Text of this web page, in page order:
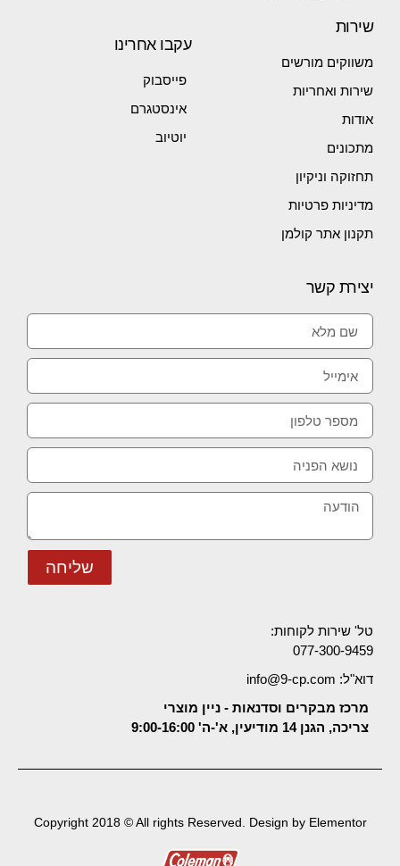
שירות
משווקים מורשים
שירות ואחריות
אודות
מתכונים
תחזוקה וניקיון
מדיניות פרטיות
תקנון אתר קולמן
עקבו אחרינו
פייסבוק
אינסטגרם
יוטיוב
יצירת קשר
שליחה
טל' שירות לקוחות:
077-300-9459
דוא"ל: info@9-cp.com
מרכז מבקרים וסדנאות - ניין מוצרי
צריכה, הגנן 14 מודיעין, א'-ה' 9:00-16:00
Copyright 2018 © All rights Reserved. Design by Elementor